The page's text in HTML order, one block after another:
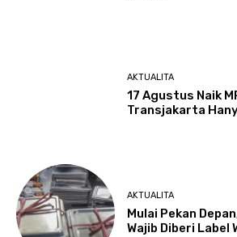
AKTUALITA
17 Agustus Naik
Transjakarta
AKTUALITA
Mulai Pekan
Wajib Diberi Label